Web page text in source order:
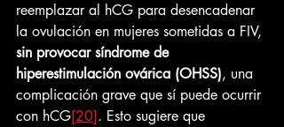
reemplazar al hCG para desencadenar
la ovulación en mujeres sometidas a FIV,
sin provocar síndrome de
hiperestimulación ovárica (OHSS), una
complicación grave que sí puede ocurrir
con hCG[20]. Esto sugiere que